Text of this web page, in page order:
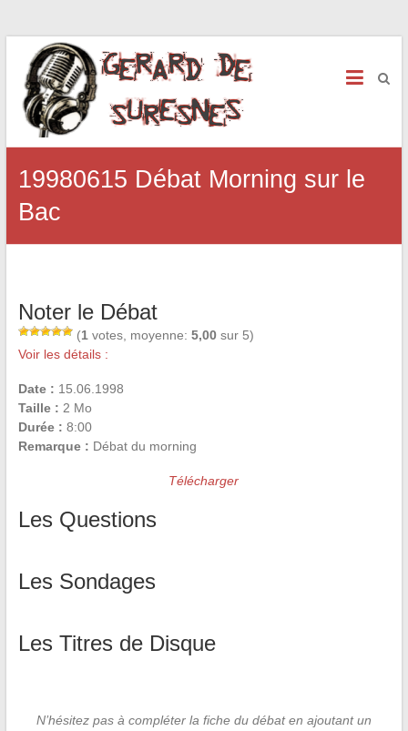
19980615 Débat Morning sur le
Bac
Noter le Débat
(1 votes, moyenne: 5,00sur 5)
Voir les détails :
Date : 15.06.1998
Taille : 2 Mo
Durée : 8:00
Remarque : Débat du morning
Télécharger
Les Questions
Les Sondages
Les Titres de Disque
N’hésitez pas à compléter la fiche du débat en ajoutant un